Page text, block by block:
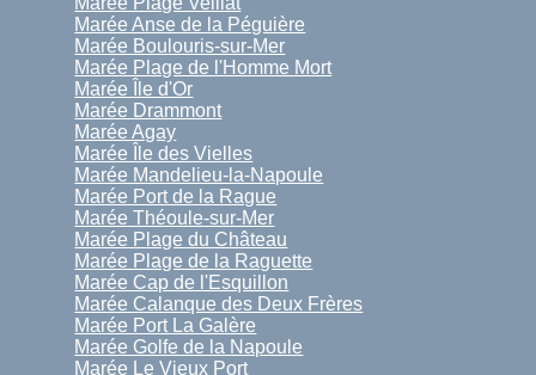
Marée Anse de la Péguière
Marée Boulouris-sur-Mer
Marée Plage de l'Homme Mort
Marée Île d'Or
Marée Drammont
Marée Agay
Marée Île des Vielles
Marée Mandelieu-la-Napoule
Marée Port de la Rague
Marée Théoule-sur-Mer
Marée Plage du Château
Marée Plage de la Raguette
Marée Cap de l'Esquillon
Marée Calanque des Deux Frères
Marée Port La Galère
Marée Golfe de la Napoule
Marée Le Vieux Port